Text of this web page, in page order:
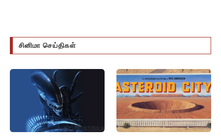
சினிமா செய்திகள்